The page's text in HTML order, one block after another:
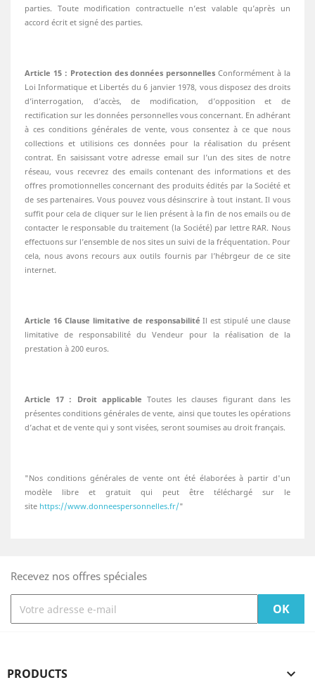
parties. Toute modification contractuelle n’est valable qu’après un
accord écrit et signé des parties.
Article 15 : Protection des données personnelles Conformément à la
Loi Informatique et Libertés du 6 janvier 1978, vous disposez des droits
d’interrogation, d’accès, de modification, d’opposition et de
rectification sur les données personnelles vous concernant. En adhérant
à ces conditions générales de vente, vous consentez à ce que nous
collections et utilisions ces données pour la réalisation du présent
contrat. En saisissant votre adresse email sur l’un des sites de notre
réseau, vous recevrez des emails contenant des informations et des
offres promotionnelles concernant des produits édités par la Société et
de ses partenaires. Vous pouvez vous désinscrire à tout instant. Il vous
suffit pour cela de cliquer sur le lien présent à la fin de nos emails ou de
contacter le responsable du traitement (la Société) par lettre RAR. Nous
effectuons sur l’ensemble de nos sites un suivi de la fréquentation. Pour
cela, nous avons recours aux outils fournis par l’hébrgeur de ce site
internet.
Article 16 Clause limitative de responsabilité Il est stipulé une clause
limitative de responsabilité du Vendeur pour la réalisation de la
prestation à 200 euros.
Article 17 : Droit applicable Toutes les clauses figurant dans les
présentes conditions générales de vente, ainsi que toutes les opérations
d’achat et de vente qui y sont visées, seront soumises au droit français.
"Nos conditions générales de vente ont été élaborées à partir d'un
modèle libre et gratuit qui peut être téléchargé sur le
site https://www.donneespersonnelles.fr/"
Recevez nos offres spéciales
PRODUCTS 